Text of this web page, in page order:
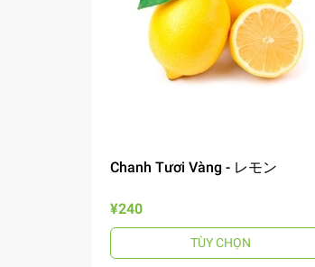
Chanh Tươi Vàng - レモン
¥240
TÙY CHỌN